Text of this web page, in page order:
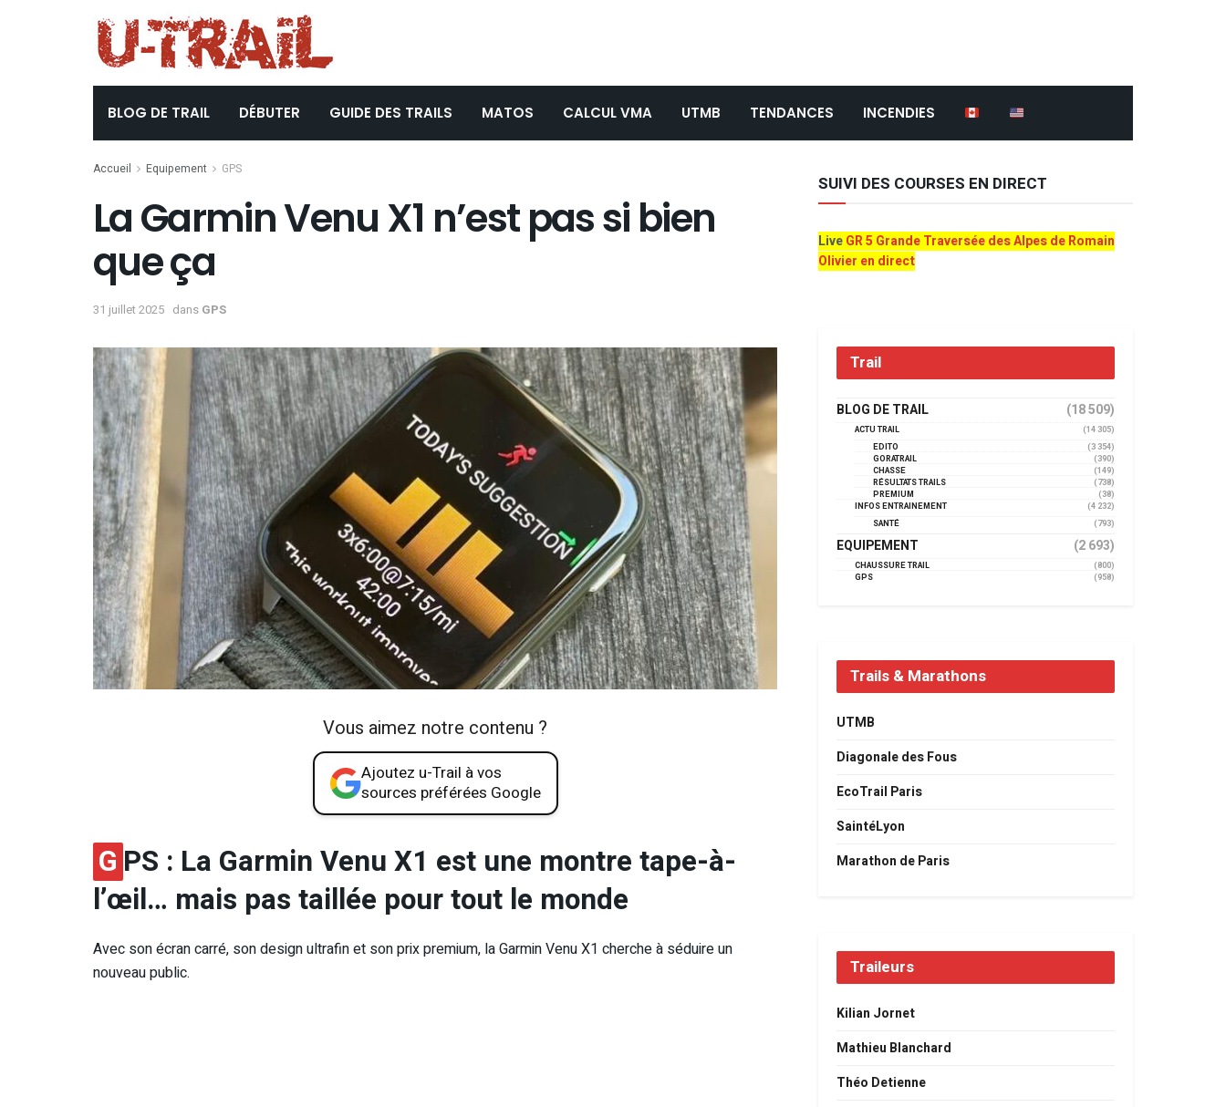
BLOG DE TRAIL DÉBUTER GUIDE DES TRAILS MATOS CALCUL VMA UTMB TENDANCES INCENDIES
Accueil Equipement GPS
La Garmin Venu X1 n’est pas si bien
que ça
31 juillet 2025 dans GPS
Vous aimez notre contenu ?
Ajoutez u-Trail à vos
sources préférées Google
G PS : La Garmin Venu X1 est une montre tape-à-
l’œil… mais pas taillée pour tout le monde
Avec son écran carré, son design ultrafin et son prix premium, la Garmin Venu X1 cherche à séduire un
nouveau public.
SUIVI DES COURSES EN DIRECT
LiveGR 5 Grande Traversée des Alpes de Romain
Olivier en direct
Trail
BLOG DE TRAIL (18 509)
ACTU TRAIL
(14 305)
EDITO
(3 354)
GORATRAIL
(390)
CHASSE
(149)
RÉSULTATS TRAILS
(738)
PREMIUM
(38)
INFOS ENTRAINEMENT
(4 232)
SANTÉ
(793)
EQUIPEMENT (2 693)
CHAUSSURE TRAIL
(800)
GPS
(958)
Trails & Marathons
UTMB
Diagonale des Fous
EcoTrail Paris
SaintéLyon
Marathon de Paris
Traileurs
Kilian Jornet
Mathieu Blanchard
Théo Detienne